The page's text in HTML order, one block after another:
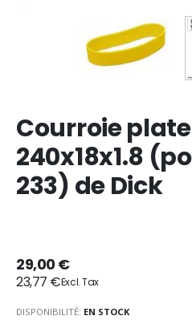
Courroie
240x18x1.8
233) de Dick
29,00 €
23,77 €
DISPONIBILITÉ: EN STOCK